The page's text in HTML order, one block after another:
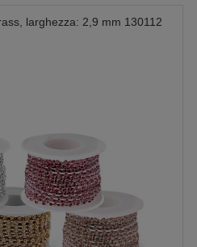
larghezza: 2,9 mm 130112